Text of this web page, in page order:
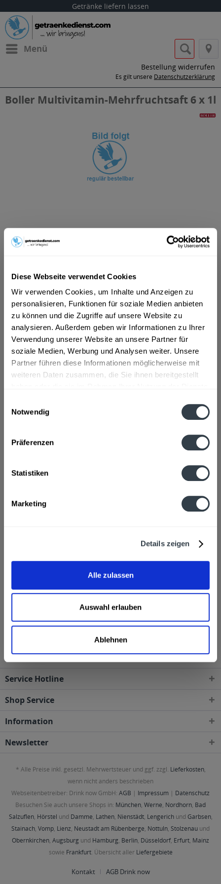
Diese Webseite verwendet Cookies
Wir verwenden Cookies, um Inhalte und Anzeigen zu
personalisieren, Funktionen für soziale Medien anbieten
zu können und die Zugriffe auf unsere Website zu
analysieren. Außerdem geben wir Informationen zu Ihrer
Verwendung unserer Website an unsere Partner für
soziale Medien, Werbung und Analysen weiter. Unsere
Partner führen diese Informationen möglicherweise mit
weiteren Daten zusammen, die Sie ihnen bereitgestellt
Notwendig
Präferenzen
Statistiken
Marketing
Details zeigen
Alle zulassen
Auswahl erlauben
Ablehnen
Getränke liefern lassen
Menü
Bestellung widerrufen
Es gilt unsere Datenschutzerklärung
Boller Multivitamin-Mehrfruchtsaft 6 x 1l
ab 10,89 € *
Vorrätig
MEHRWEG
+2,40 € Pfand
In den Warenkorb
Artikel-Nr.:
23296
Verfügbar in:
mehr
Apfelsaft, Orangen-, Ananas-, Apfel-, Zitronen-, Grapefruit-,
mehr
Kunden haben sich ebenfalls angesehen
Boller Multivitamin-Mehrfruchtsaft 6 x 1l wird in den
folgenden Regionen, Städten, Orten und Postleitzahl-
Service Hotline
Shop Service
Information
Newsletter
* Alle Preise inkl. gesetzl. Mehrwertsteuer und ggf. zzgl. Lieferkosten,
wenn nicht anders beschrieben
Webseitenbetreiber: Drink now GmbH: AGB | Impressum | Datenschutz
Besuchen Sie auch unsere Shops in: München, Werne, Nordhorn, Bad
Salzuflen, Hörstel und Damme, Lathen, Nienstädt, Lengerichund Garbsen,
Stainach, Vomp, Lienz, Neustadt am Rübenberge, Nottuln, Stolzenau und
Obernkirchen, Augsburg und Hamburg, Berlin, Düsseldorf, Erfurt, Mainz
sowie Frankfurt. Übersicht aller Liefergebiete
Kontakt AGB Drink now